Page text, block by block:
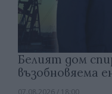
Белият дом
възобновяема